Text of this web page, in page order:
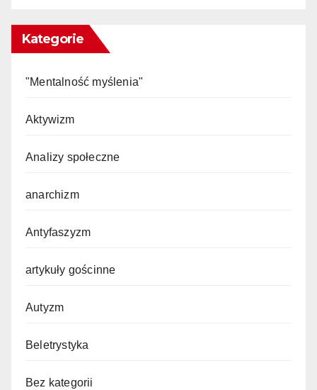
Kategorie
"Mentalność myślenia"
Aktywizm
Analizy społeczne
anarchizm
Antyfaszyzm
artykuły gościnne
Autyzm
Beletrystyka
Bez kategorii